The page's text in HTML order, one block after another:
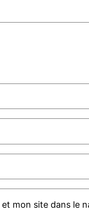
mon site dans le